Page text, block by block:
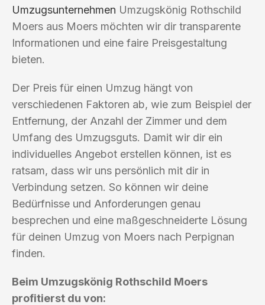
Umzugsunternehmen Umzugskönig Rothschild
Moers aus Moers möchten wir dir transparente
Informationen und eine faire Preisgestaltung
bieten.
Der Preis für einen Umzug hängt von
verschiedenen Faktoren ab, wie zum Beispiel der
Entfernung, der Anzahl der Zimmer und dem
Umfang des Umzugsguts. Damit wir dir ein
individuelles Angebot erstellen können, ist es
ratsam, dass wir uns persönlich mit dir in
Verbindung setzen. So können wir deine
Bedürfnisse und Anforderungen genau
besprechen und eine maßgeschneiderte Lösung
für deinen Umzug von Moers nach Perpignan
finden.
Beim Umzugskönig Rothschild Moers
profitierst du von: